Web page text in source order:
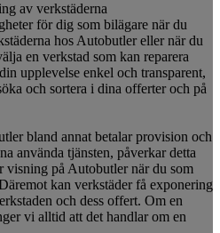
av verkstäderna
för dig som bilägare när du
hos Autobutler eller när du
en verkstad som kan reparera
upplevelse enkel och transparent,
och sortera i dina offerter och på
bland annat betalar provision och
använda tjänsten, påverkar detta
visning på Autobutler när du som
kan verkstäder få exponering
och dess offert. Om en
vi alltid att det handlar om en